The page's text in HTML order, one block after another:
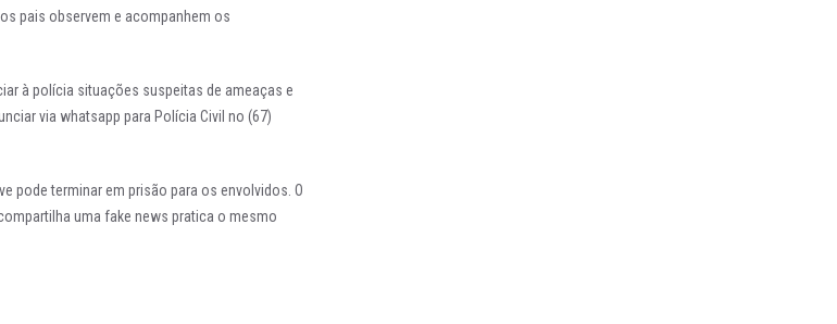
pais observem e acompanhem os
à polícia situações suspeitas de ameaças e
via whatsapp para Polícia Civil no (67)
pode terminar em prisão para os envolvidos. O
uma fake news pratica o mesmo